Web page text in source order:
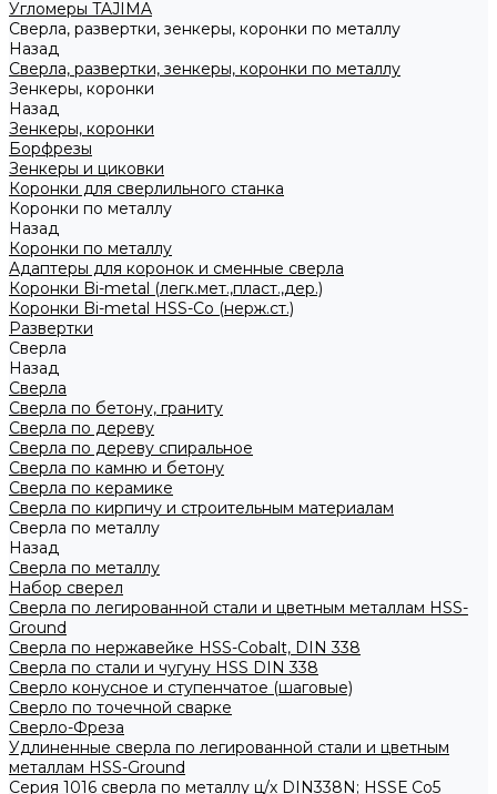
Угломеры TAJIMA
Сверла, развертки, зенкеры, коронки по металлу
Назад
Сверла, развертки, зенкеры, коронки по металлу
Зенкеры, коронки
Назад
Зенкеры, коронки
Борфрезы
Зенкеры и циковки
Коронки для сверлильного станка
Коронки по металлу
Назад
Коронки по металлу
Адаптеры для коронок и сменные сверла
Коронки Bi-metal (легк.мет.,пласт.,дер.)
Коронки Bi-metal HSS-Co (нерж.ст.)
Развертки
Сверла
Назад
Сверла
Сверла по бетону, граниту
Сверла по дереву
Сверла по дереву спиральное
Сверла по камню и бетону
Сверла по керамике
Сверла по кирпичу и строительным материалам
Сверла по металлу
Назад
Сверла по металлу
Набор сверел
Сверла по легированной стали и цветным металлам HSS-
Ground
Сверла по нержавейке HSS-Cobalt, DIN 338
Сверла по стали и чугуну HSS DIN 338
Сверло конусное и ступенчатое (шаговые)
Сверло по точечной сварке
Сверло-Фреза
Удлиненные сверла по легированной стали и цветным
металлам HSS-Ground
Серия 1016 сверла по металлу ц/х DIN338N; HSSЕ Со5